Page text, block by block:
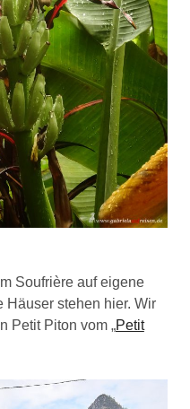
Soufrière auf eigene
Häuser stehen hier. Wir
Petit Piton vom „Petit